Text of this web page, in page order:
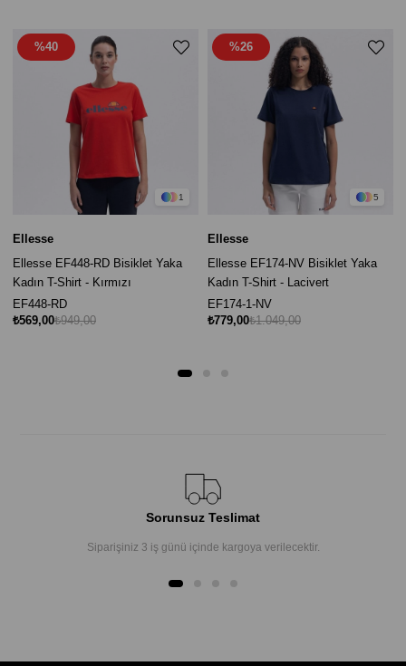
1
Ellesse
Ellesse EF448-RD Bisiklet Yaka
Kadın T-Shirt - Kırmızı
EF448-RD
₺569,00₺949,00
%40
5
Ellesse
Ellesse EF174-NV Bisiklet Yaka
Kadın T-Shirt - Lacivert
EF174-1-NV
₺779,00₺1.049,00
%26
Sorunsuz Teslimat
Siparişiniz 3 iş günü içinde kargoya verilecektir.